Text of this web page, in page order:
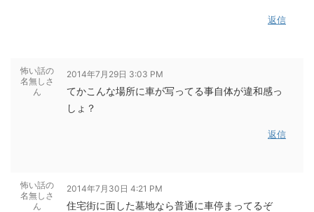
返信
怖い話の
名無しさ
ん
2014年7月29日 3:03 PM
てかこんな場所に車が写ってる事自体が違和感っ
しょ？
返信
怖い話の
名無しさ
ん
2014年7月30日 4:21 PM
住宅街に面した墓地なら普通に車停まってるぞ